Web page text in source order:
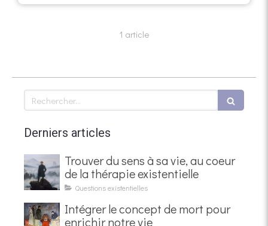
1 article
Rechercher
Derniers articles
Trouver du sens à sa vie, au coeur
de la thérapie existentielle
Questions existentielles
Intégrer le concept de mort pour
enrichir notre vie